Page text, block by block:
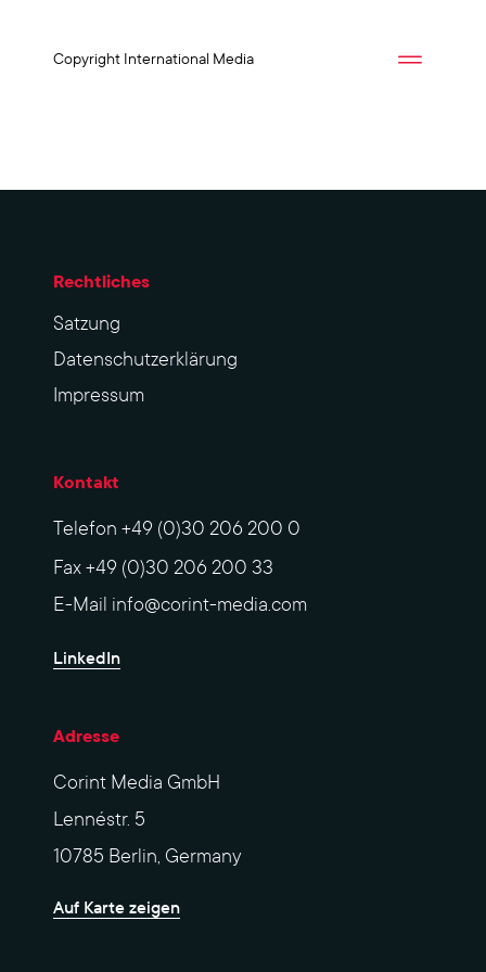
Copyright International Media
Rechtliches
Sat­zung
Datenschutzerklärung
Impres­sum
Kontakt
Telefon +49 (0)30 206 200 0
Fax+49 (0)30 206 200 33
E-Mail info@corint-media.com
LinkedIn
Adresse
Corint Media GmbH
Lennéstr. 5
10785 Berlin, Germany
Auf Karte zeigen